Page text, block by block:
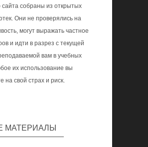
собраны из открытых
Они не проверялись на
могут выражать частное
и идти в разрез с текущей
вам в учебных
их использование вы
на свой страх и риск.
МАТЕРИАЛЫ